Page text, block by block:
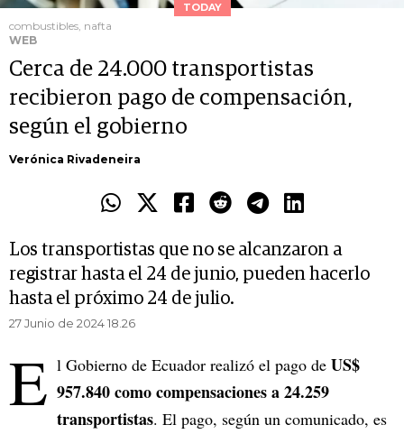
TODAY
combustibles, nafta
WEB
Cerca de 24.000 transportistas
recibieron pago de compensación,
según el gobierno
Verónica Rivadeneira
Los transportistas que no se alcanzaron a
registrar hasta el 24 de junio, pueden hacerlo
hasta el próximo 24 de julio.
27 Junio de 2024 18.26
E l Gobierno de Ecuador realizó el pago de US$
957.840 como compensaciones a 24.259
transportistas. El pago, según un comunicado, es